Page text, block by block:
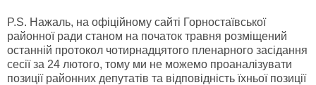
P.S. Нажаль, на офіційному сайті Горностаївської
районної ради станом на початок травня розміщений
останній протокол чотирнадцятого пленарного засідання
сесії за 24 лютого, тому ми не можемо проаналізувати
позиції районних депутатів та відповідність їхньої позиції